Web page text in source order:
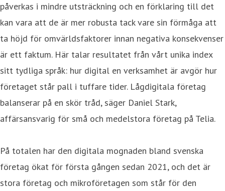
påverkas i mindre utsträckning och en förklaring till det
kan vara att de är mer robusta tack vare sin förmåga att
ta höjd för omvärldsfaktorer innan negativa konsekvenser
är ett faktum. Här talar resultatet från vårt unika index
sitt tydliga språk: hur digital en verksamhet är avgör hur
företaget står pall i tuffare tider. Lågdigitala företag
balanserar på en skör tråd, säger Daniel Stark,
affärsansvarig för små och medelstora företag på Telia.
På totalen har den digitala mognaden bland svenska
företag ökat för första gången sedan 2021, och det är
stora företag och mikroföretagen som står för den